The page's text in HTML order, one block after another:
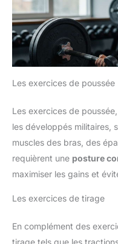
Les exercices de poussée
Les exercices de
les développés militaires,
muscles des bras, des
requièrent une posture
maximiser les gains et
Les exercices de tirage
En complément des
tirage tels que les